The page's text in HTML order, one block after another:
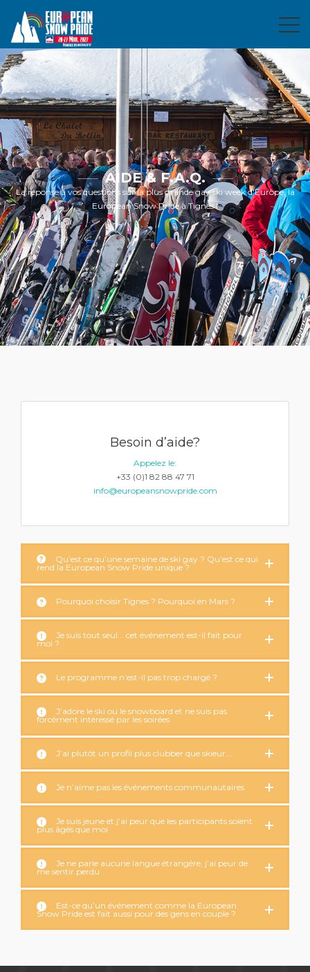
AIDE & F.A.Q.
La réponse à vos questions sur la plus grande gay ski week d'Europe, la
European Snow Pride à Tignes !
Besoin d’aide?
Appelez le:
+33 (0)1 82 88 47 71
info@europeansnowpride.com
Qu’est ce qu’une semaine de ski gay ? Qu’est ce qui
rend la European Snow Pride unique ?
Pourquoi choisir Tignes ? Pourquoi en Mars ?
Je suis tout seul... cet événement est-il fait pour
moi ?
Le programme n’est-il pas trop chargé ?
J’adore le ski ou le snowboard et ne suis pas
forcément intéressé par les soirées
J’ai plutôt un profil plus clubber que skieur...
Je n’aime pas les événements communautaires
Je suis jeune et j’ai peur que les participants soient
plus âgés que moi
Je ne parle aucune langue étrangère, j’ai peur de
me sentir perdu
Est-ce qu’un événement comme la European
Snow Pride est fait aussi pour des gens en couple ?